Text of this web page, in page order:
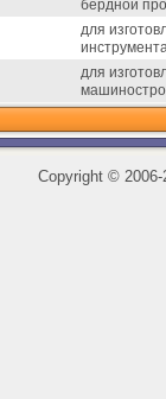
бердной
для
для
Copyright ©